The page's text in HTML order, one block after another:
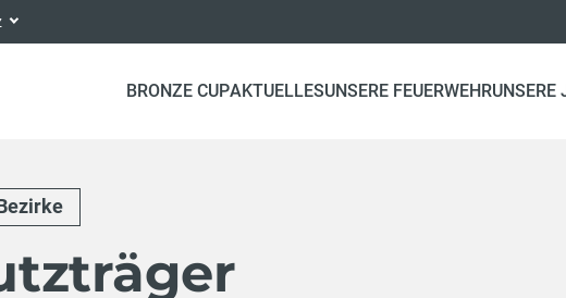
BRONZE CUPAKTUELLESUNSERE FEUERWEHRUNSERE